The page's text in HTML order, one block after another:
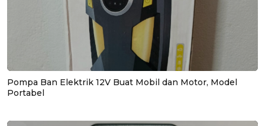
Pompa Ban Elektrik 12V Buat Mobil dan Motor, Model
Portabel